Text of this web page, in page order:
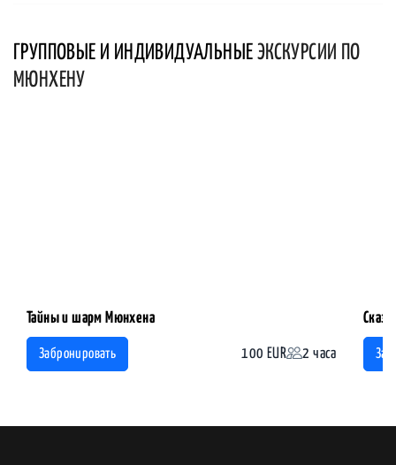
ГРУППОВЫЕ И ИНДИВИДУАЛЬНЫЕ ЭКСКУРСИИ ПО
МЮНХЕНУ
Тайны и шарм Мюнхена
Забронировать 100 EUR 2 часа